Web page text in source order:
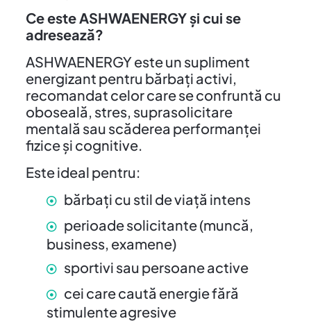
Ce este ASHWAENERGY și cui se
adresează?
ASHWAENERGY este un supliment
energizant pentru bărbați activi,
recomandat celor care se confruntă cu
oboseală, stres, suprasolicitare
mentală sau scăderea performanței
fizice și cognitive.
Este ideal pentru:
bărbați cu stil de viață intens
perioade solicitante (muncă,
business, examene)
sportivi sau persoane active
cei care caută energie fără
stimulente agresive